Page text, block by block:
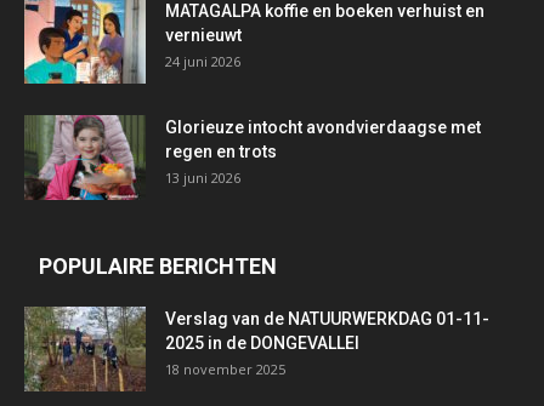
MATAGALPA koffie en boeken verhuist en
vernieuwt
24 juni 2026
Glorieuze intocht avondvierdaagse met
regen en trots
13 juni 2026
POPULAIRE BERICHTEN
Verslag van de NATUURWERKDAG 01-11-
2025 in de DONGEVALLEI
18 november 2025